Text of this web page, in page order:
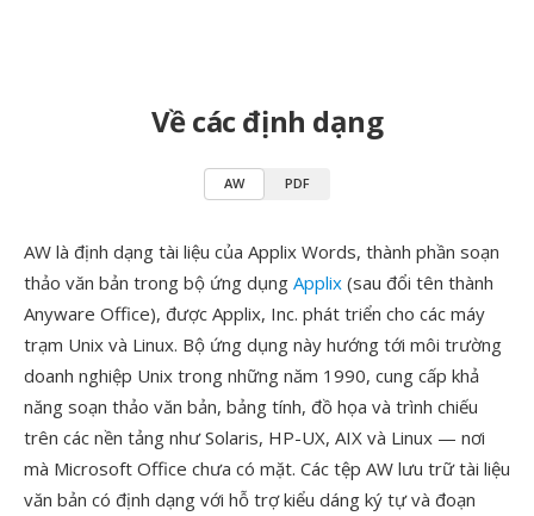
Về các định dạng
AW PDF
AW là định dạng tài liệu của Applix Words, thành phần soạn
thảo văn bản trong bộ ứng dụng Applix (sau đổi tên thành
Anyware Office), được Applix, Inc. phát triển cho các máy
trạm Unix và Linux. Bộ ứng dụng này hướng tới môi trường
doanh nghiệp Unix trong những năm 1990, cung cấp khả
năng soạn thảo văn bản, bảng tính, đồ họa và trình chiếu
trên các nền tảng như Solaris, HP-UX, AIX và Linux — nơi
mà Microsoft Office chưa có mặt. Các tệp AW lưu trữ tài liệu
văn bản có định dạng với hỗ trợ kiểu dáng ký tự và đoạn